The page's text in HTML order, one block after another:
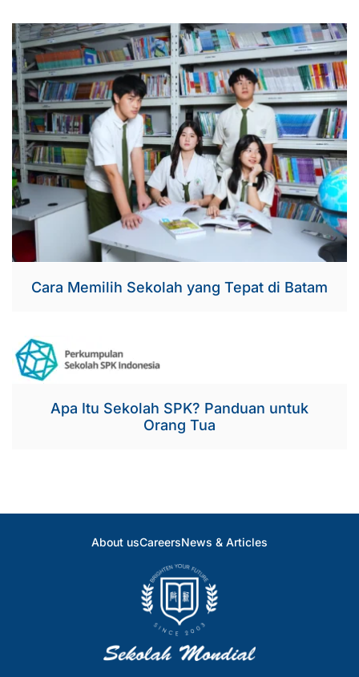
Cara Memilih Sekolah yang Tepat di Batam
Apa Itu Sekolah SPK? Panduan untuk
Orang Tua
About usCareersNews & Articles